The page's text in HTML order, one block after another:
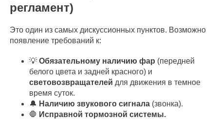
регламент)
Это один из самых дискуссионных пунктов. Возможно
появление требований к:
💡 Обязательному наличию фар (передней
белого цвета и задней красного) и
световозвращателей для движения в темное
время суток.
🔔 Наличию звукового сигнала (звонка).
🛑 Исправной тормозной системы.